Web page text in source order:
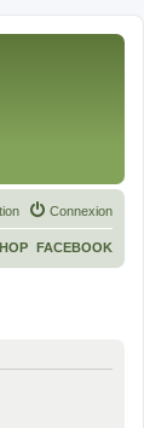
Connexion
FACEBOOK